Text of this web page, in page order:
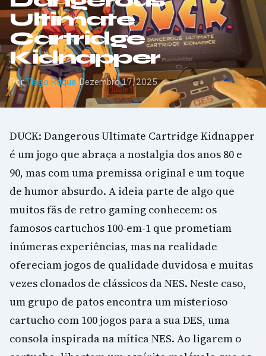
Ultimate
Cartridge
Kidnapper
PorTiago Roque·Dezembro 17, 2025
DUCK: Dangerous Ultimate Cartridge Kidnapper
é um jogo que abraça a nostalgia dos anos 80 e
90, mas com uma premissa original e um toque
de humor absurdo. A ideia parte de algo que
muitos fãs de retro gaming conhecem: os
famosos cartuchos 100-em-1 que prometiam
inúmeras experiências, mas na realidade
ofereciam jogos de qualidade duvidosa e muitas
vezes clonados de clássicos da NES. Neste caso,
um grupo de patos encontra um misterioso
cartucho com 100 jogos para a sua DES, uma
consola inspirada na mítica NES. Ao ligarem o